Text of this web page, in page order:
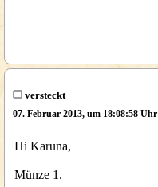
versteckt
07. Februar 2013, um 18:08:58 Uhr
Hi Karuna,
Münze 1.